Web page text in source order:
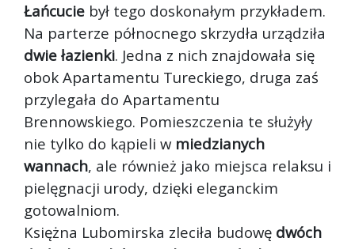
Łańcucie był tego doskonałym przykładem.
Na parterze północnego skrzydła urządziła
dwie łazienki. Jedna z nich znajdowała się
obok Apartamentu Tureckiego, druga zaś
przylegała do Apartamentu
Brennowskiego. Pomieszczenia te służyły
nie tylko do kąpieli w miedzianych
wannach, ale również jako miejsca relaksu i
pielęgnacji urody, dzięki eleganckim
gotowalniom.
Księżna Lubomirska zleciła budowę dwóch